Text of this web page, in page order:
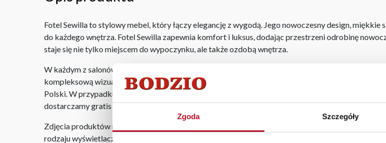
Zgoda Szczegóły
Fotel Sewilla to stylowy mebel, który łączy elegancję z wygodą. Jego nowoczesny design,
do każdego wnętrza. Fotel Sewilla zapewnia komfort i luksus, dodając przestrzeni odrobinę
staje się nie tylko miejscem do wypoczynku, ale także ozdobą wnętrza.
W każdym z salonów mebli Bodzio oferujemy pomoc w aranżacji mebli, a nasi pracownicy z
kompleksową wizualizację Państwa pomieszczenia wraz z wyceną. Każde zamówienie złożone
Polski. W przypadku zamówień internetowych czas dostawy wynosi do 5 dni roboczych, również
dostarczamy gratis niezależnie od miejsca złożenia zamówienia.
Zdjęcia produktów mają charakter poglądowy. Rzeczywiste kolory i struktura materiałów mogą
rodzaju wyświetlacza i oświetlenia.